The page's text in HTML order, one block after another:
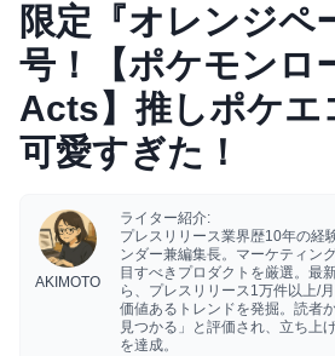
限定『オレンジペ
号！【ポケモンロ
Acts】推しポケエ
可愛すぎた！
AKIMOTO
ライター紹介:
プレスリリース業界歴10年の経
ンダー兼編集長。マーケティン
目すべきプロダクトを厳選。最
ら、プレスリリース1万件以上/
価値あるトレンドを発掘。読者
見つかる」と評価され、立ち上
を達成。